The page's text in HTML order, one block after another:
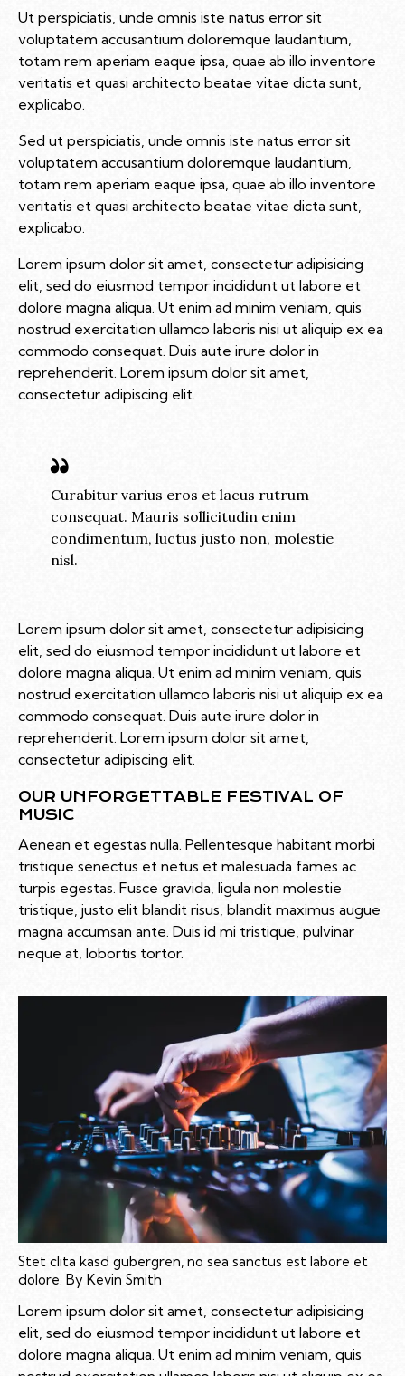
Ut perspiciatis, unde omnis iste natus error sit
voluptatem accusantium doloremque laudantium,
totam rem aperiam eaque ipsa, quae ab illo inventore
veritatis et quasi architecto beatae vitae dicta sunt,
explicabo.
Sed ut perspiciatis, unde omnis iste natus error sit
voluptatem accusantium doloremque laudantium,
totam rem aperiam eaque ipsa, quae ab illo inventore
veritatis et quasi architecto beatae vitae dicta sunt,
explicabo.
Lorem ipsum dolor sit amet, consectetur adipisicing
elit, sed do eiusmod tempor incididunt ut labore et
dolore magna aliqua. Ut enim ad minim veniam, quis
nostrud exercitation ullamco laboris nisi ut aliquip ex ea
commodo consequat. Duis aute irure dolor in
reprehenderit. Lorem ipsum dolor sit amet,
consectetur adipiscing elit.
Curabitur varius eros et lacus rutrum
consequat. Mauris sollicitudin enim
condimentum, luctus justo non, molestie
nisl.
Lorem ipsum dolor sit amet, consectetur adipisicing
elit, sed do eiusmod tempor incididunt ut labore et
dolore magna aliqua. Ut enim ad minim veniam, quis
nostrud exercitation ullamco laboris nisi ut aliquip ex ea
commodo consequat. Duis aute irure dolor in
reprehenderit. Lorem ipsum dolor sit amet,
consectetur adipiscing elit.
OUR UNFORGETTABLE FESTIVAL OF
MUSIC
Aenean et egestas nulla. Pellentesque habitant morbi
tristique senectus et netus et malesuada fames ac
turpis egestas. Fusce gravida, ligula non molestie
tristique, justo elit blandit risus, blandit maximus augue
magna accumsan ante. Duis id mi tristique, pulvinar
neque at, lobortis tortor.
Stet clita kasd gubergren, no sea sanctus est labore et
dolore. By Kevin Smith
Lorem ipsum dolor sit amet, consectetur adipisicing
elit, sed do eiusmod tempor incididunt ut labore et
dolore magna aliqua. Ut enim ad minim veniam, quis